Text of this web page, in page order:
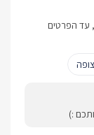
עד הפרטים
:)